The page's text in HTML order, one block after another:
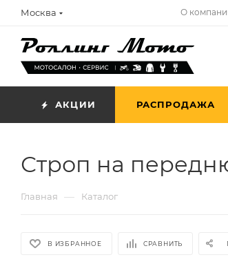
Москва О
АКЦИИ РАСПРОДАЖА
Строп на
Главная — Каталог
В ИЗБРАННОЕ СРАВНИТЬ